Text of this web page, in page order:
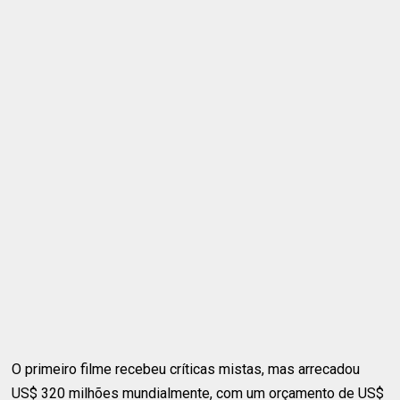
O primeiro filme recebeu críticas mistas, mas arrecadou
US$ 320 milhões mundialmente, com um orçamento de US$